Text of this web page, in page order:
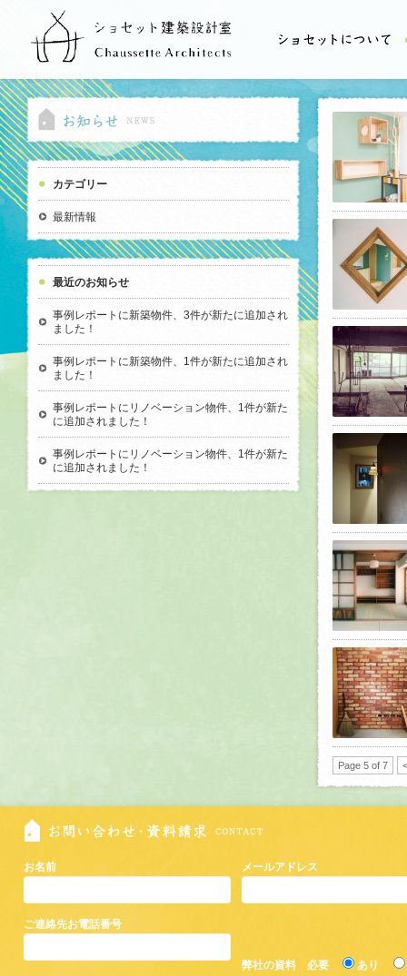
カテゴリー
最新情報
最近のお知らせ
事例レポートに新築物件、3件が新たに追加され
ました！
事例レポートに新築物件、1件が新たに追加され
ました！
事例レポートにリノベーション物件、1件が新た
に追加されました！
事例レポートにリノベーション物件、1件が新た
に追加されました！
Page 5 of 7 <
お名前
ご連絡先お電話番号
メールアドレス
弊社の資料 必要
あり